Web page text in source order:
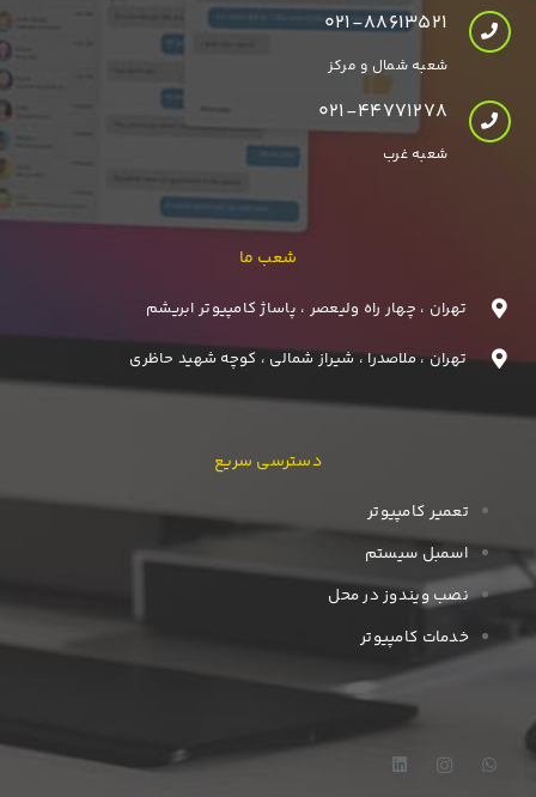
021-88613521
شعبه شمال و مرکز
021-44771278
شعبه غرب
شعب ما
تهران ، چهار راه ولیعصر ، پاساژ کامپیوتر ابریشم
تهران ، ملاصدرا ، شیراز شمالی ، کوچه شهید حاظری
دسترسی سریع
تعمیر کامپیوتر
اسمبل سیستم
نصب ویندوز در محل
خدمات کامپیوتر